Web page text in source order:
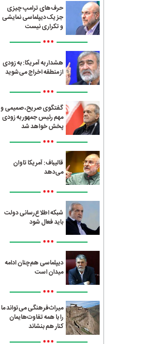
حرف‌های ترامپ چیزی
جز یک دیپلماسی نمایشی
و تکراری نیست
•••
هشدار به آمریکا: به زودی
از منطقه اخراج می‌شوید
•••
گفتگوی صریح، صمیمی و
مهم رئیس جمهور به زودی
پخش خواهد شد
•••
قالیباف: آمریکا تاوان
می‌دهد
•••
شبکه اطلاع‌رسانی دولت
باید فعال شود
•••
دیپلماسی هم‌چنان ادامه
میدان است
•••
میراث‌فرهنگی می‌تواند ما
را با همه تفاوت‌هایمان
کنار هم بنشاند